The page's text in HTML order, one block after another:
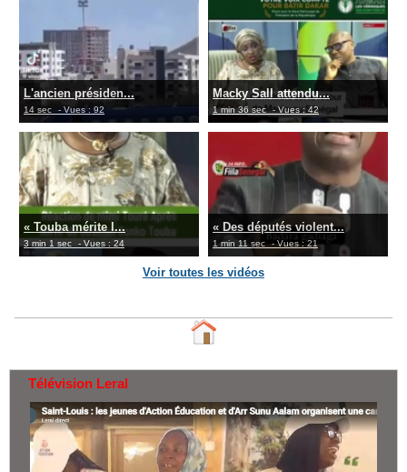
L'ancien présiden...
14 sec - Vues : 92
Macky Sall attendu...
1 min 36 sec - Vues : 42
« Touba mérite l...
3 min 1 sec - Vues : 24
« Des députés violent...
1 min 11 sec - Vues : 21
Voir toutes les vidéos
Télévision Leral